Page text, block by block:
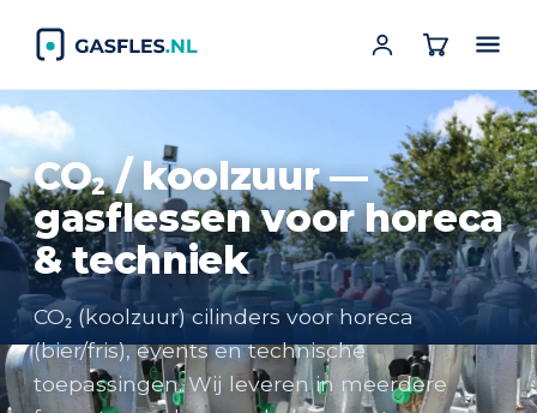
CO₂ / koolzuur —
gasflessen voor horeca
& techniek
CO₂ (koolzuur) cilinders voor horeca
(bier/fris), events en technische
toepassingen. Wij leveren in meerdere